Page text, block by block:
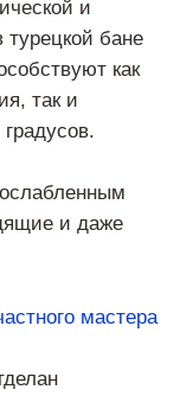
и
турецкой бане
как
так и
и даже